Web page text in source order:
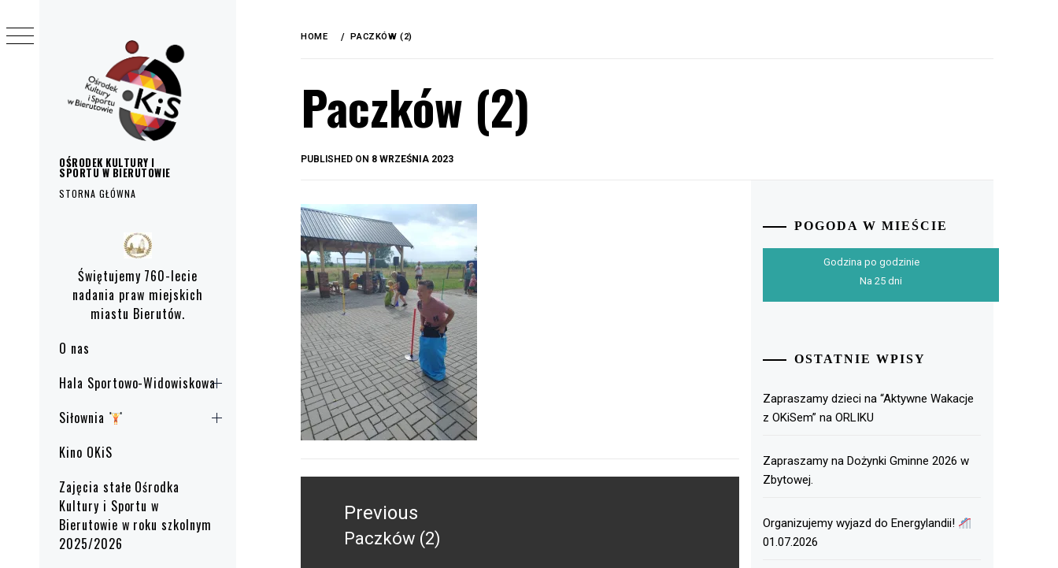
OŚRODEK KULTURY I
SPORTU W BIERUTOWIE
STORNA GŁÓWNA
Świętujemy 760-lecie
nadania praw miejskich
miastu Bierutów.
O nas
Hala Sportowo-Widowiskowa
Siłownia
Kino OKiS
Zajęcia stałe Ośrodka
Kultury i Sportu w
Bierutowie w roku szkolnym
2025/2026
HOME PACZKÓW (2)
Paczków (2)
PUBLISHED ON 8 WRZEŚNIA 2023
wpisuPrevious
Previous
Paczków (2)
POGODA W MIEŚCIE
Godzina po godzinie
Na 25 dni
OSTATNIE WPISY
Zapraszamy dzieci na “Aktywne Wakacje
z OKiSem” na ORLIKU
Zapraszamy na Dożynki Gminne 2026 w
Zbytowej.
Organizujemy wyjazd do Energylandii!
01.07.2026